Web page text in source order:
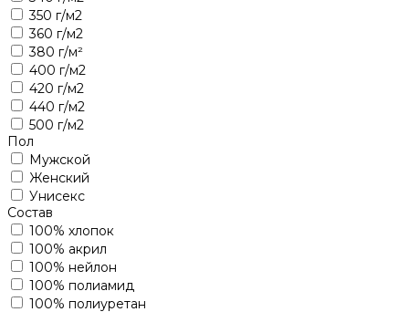
350 г/м2
360 г/м2
380 г/м²
400 г/м2
420 г/м2
440 г/м2
500 г/м2
Пол
Мужской
Женский
Унисекс
Состав
100% хлопок
100% акрил
100% нейлон
100% полиамид
100% полиуретан